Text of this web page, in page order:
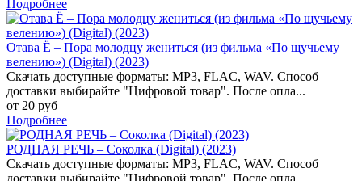
Подробнее
Отава Ё – Пора молодцу жениться (из фильма «По щучьему
велению») (Digital) (2023)
Скачать доступные форматы: MP3, FLAC, WAV. Способ
доставки выбирайте "Цифровой товар". После опла...
от 20 руб
Подробнее
РОДНАЯ РЕЧЬ – Соколка (Digital) (2023)
Скачать доступные форматы: MP3, FLAC, WAV. Способ
доставки выбирайте "Цифровой товар". После опла...